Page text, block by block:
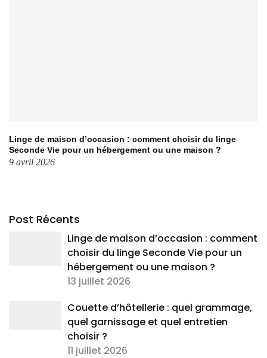
Post Récents
Linge de maison d’occasion : comment
choisir du linge Seconde Vie pour un
hébergement ou une maison ?
13 juillet 2026
Couette d’hôtellerie : quel grammage,
quel garnissage et quel entretien
choisir ?
11 juillet 2026
Linge de maison d’occasion : comment choisir du linge
Seconde Vie pour un hébergement ou une maison ?
9 avril 2026